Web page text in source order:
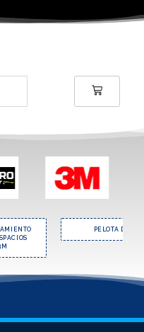
PELOTA DE